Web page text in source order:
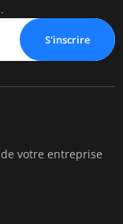
S'inscrire
votre entreprise